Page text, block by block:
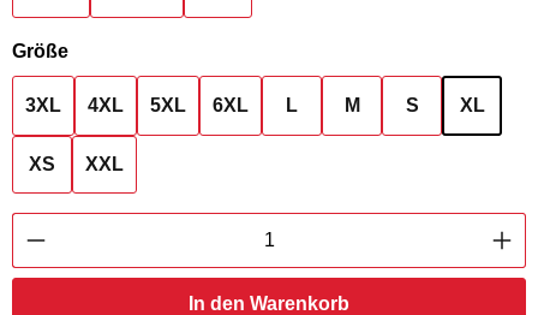
Größeauswählen
3XL 4XL 5XL 6XL L M S XL
XS XXL
Produkt Anzahl: Gib den gewünschten
In den Warenkorb